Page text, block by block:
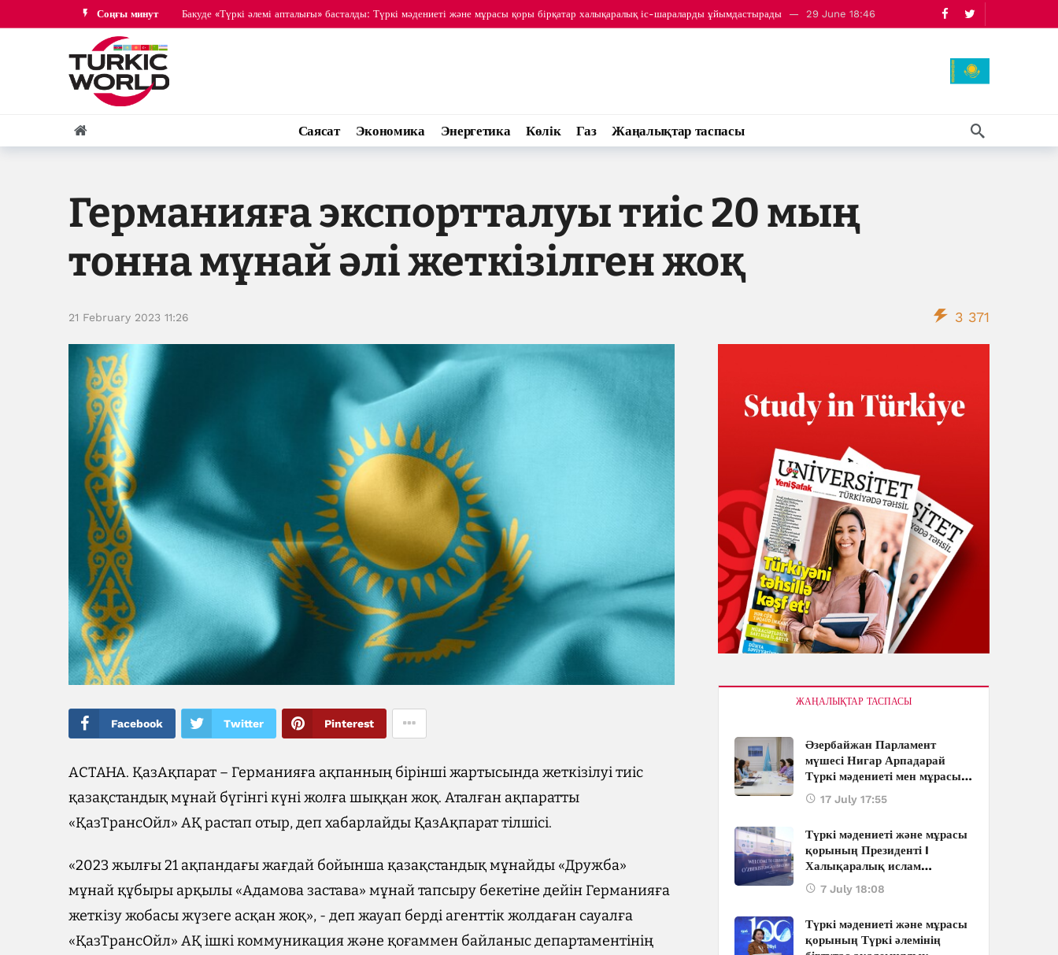
Соңғы минут Бакуде «Түркі әлемі апталығы» басталды: Түркі мәдениеті және мұрасы қоры бірқатар халықаралық іс-шараларды ұйымдастырады 29 June 18:46
Саясат Экономика Энергетика Көлік Газ Жаңалықтар таспасы
Германияға экспортталуы тиіс 20 мың
тонна мұнай әлі жеткізілген жоқ
21 February 2023 11:26 3 371
Facebook Twitter Pinterest
АСТАНА. ҚазАқпарат – Германияға ақпанның бірінші жартысында жеткізілуі тиіс
қазақстандық мұнай бүгінгі күні жолға шыққан жоқ. Аталған ақпаратты
«ҚазТрансОйл» АҚ растап отыр, деп хабарлайды ҚазАқпарат тілшісі.
«2023 жылғы 21 ақпандағы жағдай бойынша қазақстандық мұнайды «Дружба»
мұнай құбыры арқылы «Адамова застава» мұнай тапсыру бекетіне дейін Германияға
жеткізу жобасы жүзеге асқан жоқ», - деп жауап берді агенттік жолдаған сауалға
«ҚазТрансОйл» АҚ ішкі коммуникация және қоғаммен байланыс департаментінің
ЖАҢАЛЫҚТАР ТАСПАСЫ
Әзербайжан Парламент
мүшесі Нигар Арпадарай
Түркі мәдениеті мен мұрасы
қорының орталығына барды
17 July 17:55
Түркі мәдениеті және мұрасы
қорының Президенті I
Халықаралық ислам
өркениеті форумына қатысты
7 July 18:08
Түркі мәдениеті және мұрасы
қорының Түркі әлемінің